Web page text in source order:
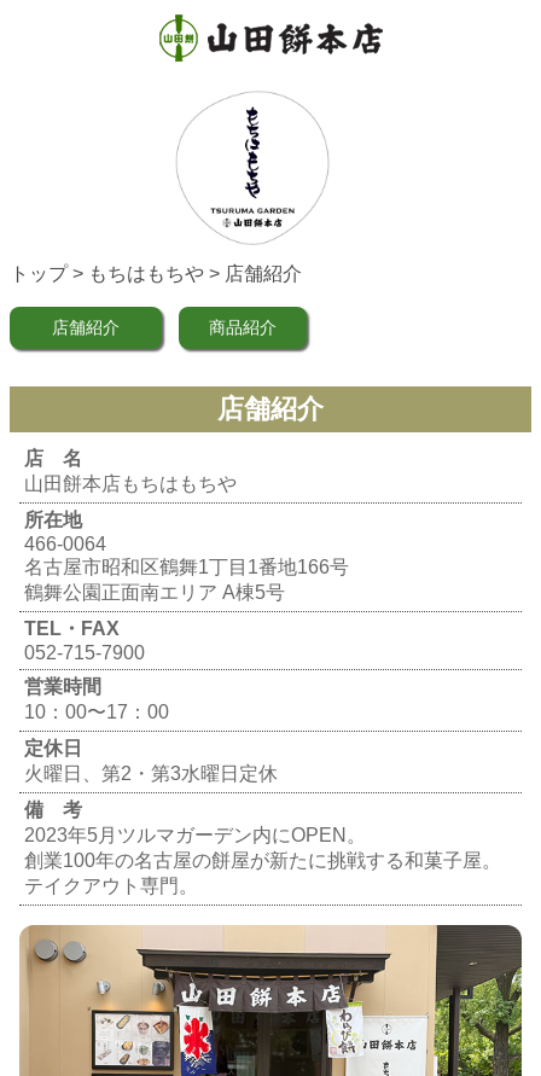
トップ> もちはもちや > 店舗紹介
店舗紹介 商品紹介
店舗紹介
店 名
山田餅本店もちはもちや
所在地
466-0064
名古屋市昭和区鶴舞1丁目1番地166号
鶴舞公園正面南エリア A棟5号
TEL・FAX
052-715-7900
営業時間
10：00〜17：00
定休日
火曜日、第2・第3水曜日定休
備 考
2023年5月ツルマガーデン内にOPEN。
創業100年の名古屋の餅屋が新たに挑戦する和菓子屋。
テイクアウト専門。